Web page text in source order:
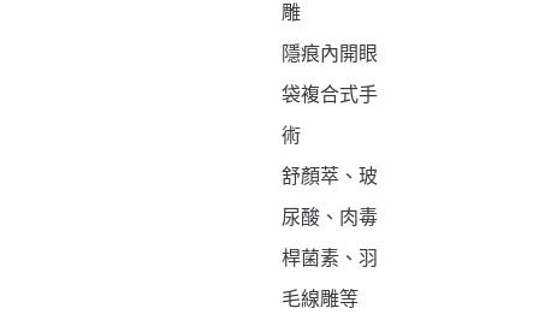
雕
隱痕內開眼
袋複合式手
術
舒顏萃、玻
尿酸、肉毒
桿菌素、羽
毛線雕等